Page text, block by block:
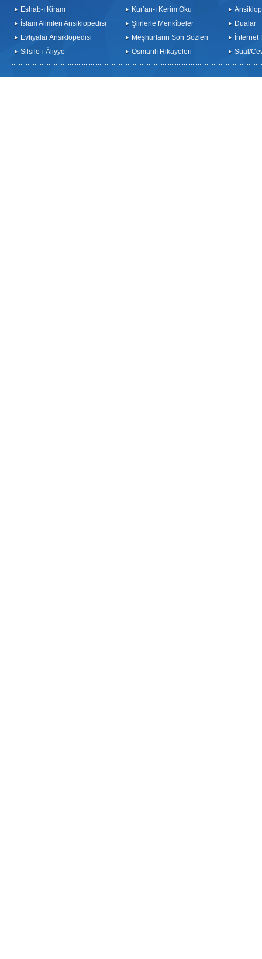
Eshab-ı Kiram
İslam Alimleri Ansiklopedisi
Evliyalar Ansiklopedisi
Silsile-i Âliyye
Kur’an-ı Kerim Oku
Şiirlerle Menkîbeler
Meşhurların Son Sözleri
Osmanlı Hikayeleri
Dualar
İnternet
Sual/